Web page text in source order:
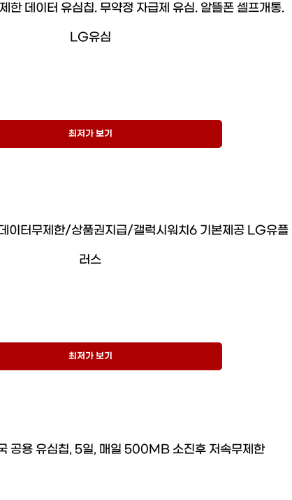
한 데이터 유심칩. 무약정 자급제 유심. 알뜰폰 셀프개통.
LG유심
최저가 보기
이터무제한/상품권지급/갤럭시워치6 기본제공 LG유플
러스
최저가 보기
공용 유심칩, 5일, 매일 500MB 소진후 저속무제한